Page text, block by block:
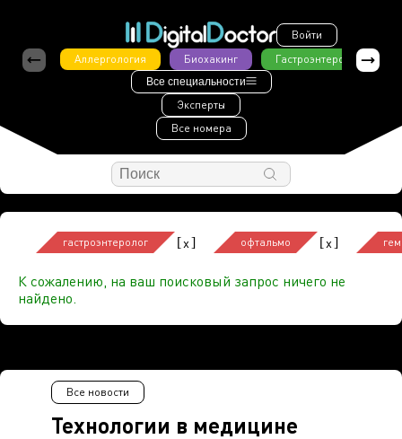
Войти
Аллергология
Биохакинг Гастроэнтерология
Все специальности
Эксперты
Все номера
гастроэнтеролог [x] офтальмо [x]
К сожалению, на ваш поисковый запрос ничего не
найдено.
Технологии в медицине
Все новости